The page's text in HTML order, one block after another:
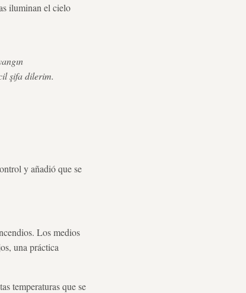
iluminan el cielo
şifa dilerim.
y añadió que se
Los medios
una práctica
temperaturas que se